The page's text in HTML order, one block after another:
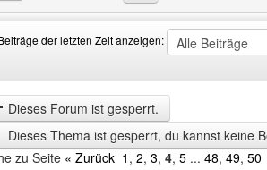
der letzten Zeit anzeigen:
anzeigen
Dieses Forum ist gesperrt.
Dieses Thema ist gesperrt, du kannst keine
zu Seite « Zurück 1 , 2, 3, 4, 5 ... 48, 49, 50